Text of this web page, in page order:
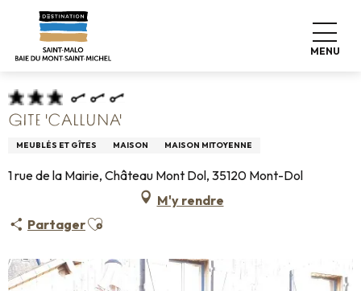
contenu
MENU
Accueil Pro & Presse
Hébergements Infos +
Meublés de tourisme
GITE 'CALLUNA'
MEUBLÉS ET GÎTES MAISON MAISON MITOYENNE
1 rue de la Mairie, Château Mont Dol, 35120 Mont-Dol
M'y rendre
PartagerAjouter aux favoris